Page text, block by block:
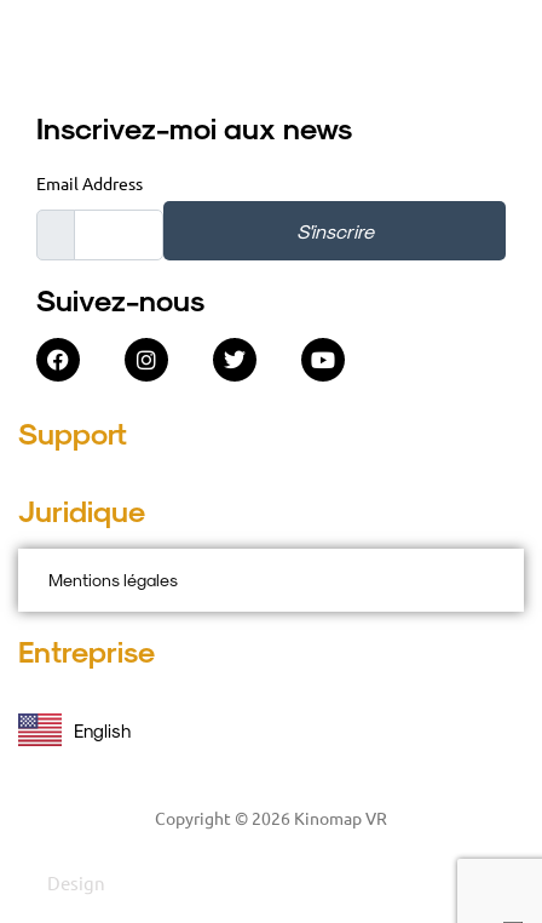
Inscrivez-moi aux news
Email Address
S'inscrire
Suivez-nous
Support
Juridique
Mentions légales
Entreprise
English
Copyright © 2026 Kinomap VR
Design